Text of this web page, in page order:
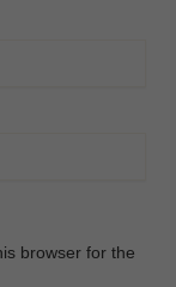
browser for the